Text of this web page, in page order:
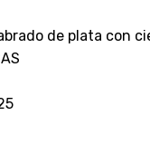
de plata con